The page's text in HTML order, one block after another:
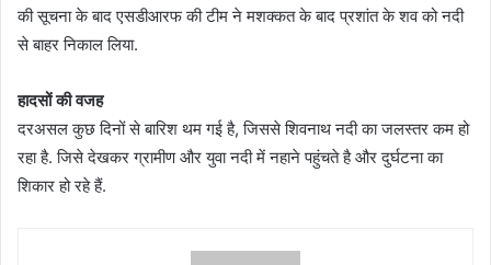
की सूचना के बाद एसडीआरफ की टीम ने मशक्कत के बाद प्रशांत के शव को नदी
से बाहर निकाल लिया.
हादसों की वजह
दरअसल कुछ दिनों से बारिश थम गई है, जिससे शिवनाथ नदी का जलस्तर कम हो
रहा है. जिसे देखकर ग्रामीण और युवा नदी में नहाने पहुंचते है और दुर्घटना का
शिकार हो रहे हैं.